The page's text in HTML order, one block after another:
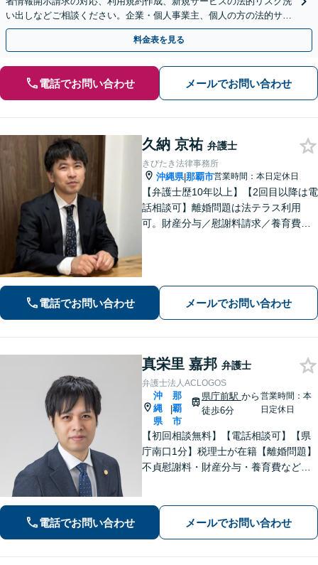
い出しなどご相談ください。企業・個人事業主、個人の方の法的サポ
ートをいたします【スポット相談可】
料金表を見る
電話でお問い合わせ メールでお問い合わせ
久納 京祐 弁護士
きびたき法律事務所
沖縄県|那覇市営業時間：本日定休日
【弁護士歴10年以上】【2回目以降は電
話相談可】離婚問題は法テラス利用
可。財産分与／慰謝料請求／養育費な
多数【バス停「天久」2分】
電話でお問い合わせ メールでお問い合わせ
真栄里 嘉邦 弁護士
弁護士法人ACLOGOS
沖
縄
県
|
那
覇
市
県庁前駅 から
徒歩6分
営業時間：本
日定休日
【初回相談無料】【電話相談可】【県
庁南口1分】税理士が在籍【離婚問題】
不貞慰謝料・財産分与・養育費など。
額）・明け渡し請求・立退料増額など
に対応。交渉から訴訟までお任せくだ
電話でお問い合わせ メールでお問い合わせ